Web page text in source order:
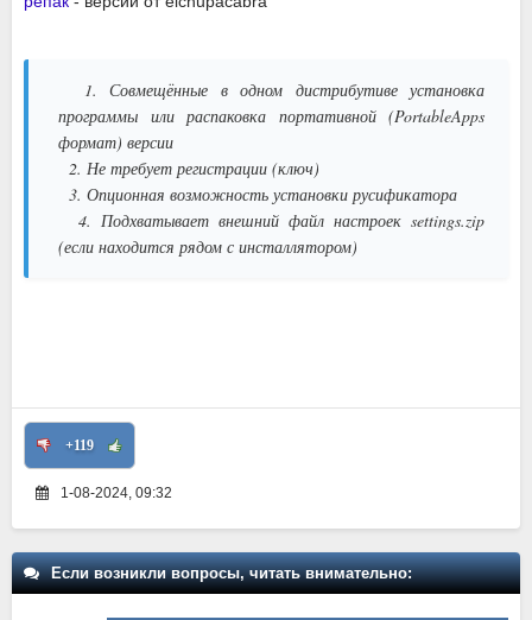
1. Совмещённые в одном дистрибутиве установка
программы или распаковка портативной (PortableApps
формат) версии
2. Не требует регистрации (ключ)
3. Опционная возможность установки русификатора
4. Подхватывает внешний файл настроек settings.zip
(если находится рядом с инсталлятором)
+119
1-08-2024, 09:32
Если возникли вопросы, читать внимательно: